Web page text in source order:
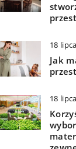
18
Jak
18